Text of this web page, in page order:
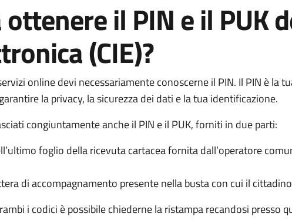
ottenere il PIN e il PUK
(CIE)?
online devi necessariamente conoscerne il PIN. Il PIN è la
la privacy, la sicurezza dei dati e la tua identificazione.
congiuntamente anche il PIN e il PUK, forniti in due parti:
foglio della ricevuta cartacea fornita dall’operatore
di accompagnamento presente nella busta con cui il cittadino
i codici è possibile chiederne la ristampa recandosi presso